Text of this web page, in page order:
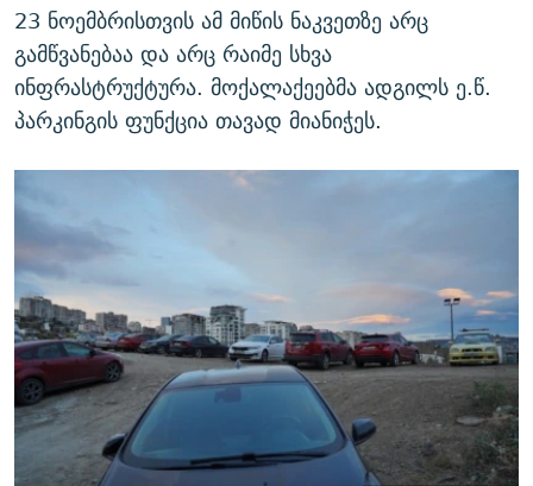
23 ნოემბრისთვის ამ მიწის ნაკვეთზე არც
გამწვანებაა და არც რაიმე სხვა
ინფრასტრუქტურა. მოქალაქეებმა ადგილს ე.წ.
პარკინგის ფუნქცია თავად მიანიჭეს.